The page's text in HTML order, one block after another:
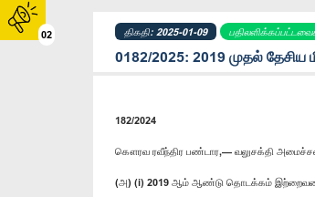
02 திகதி: 2025-01-09
0182/2025: 2019 முதல்
182/2024
கௌரவ ரவீந்திர பண்டார,— வலுசக்தி
(அ) (i) 2019 ஆம் ஆண்டு தொடக்கம் இற்றைவரை